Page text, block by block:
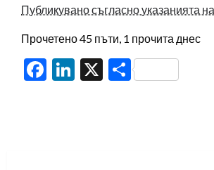
Публикувано съгласно указанията
Прочетено 45 пъти, 1 прочита днес
Facebook
LinkedIn
X Share